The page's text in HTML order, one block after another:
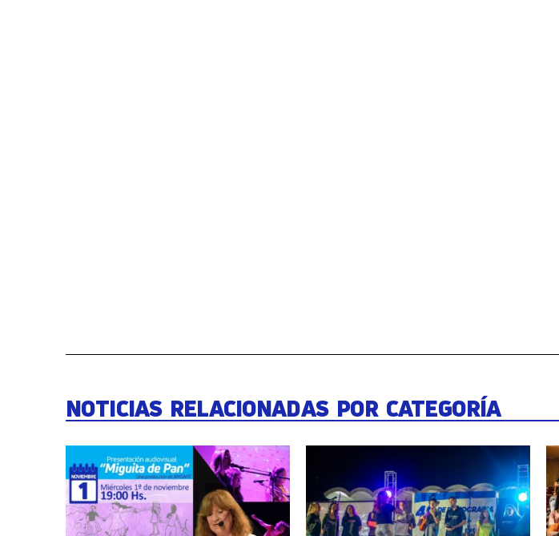
NOTICIAS RELACIONADAS POR CATEGORÍA